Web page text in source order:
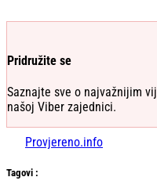
Pridružite se
Saznajte sve o najvažnijim
našoj Viber zajednici.
Provjereno.info
Tagovi :